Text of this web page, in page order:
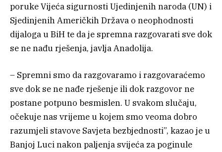
poruke Vijeća sigurnosti Ujedinjenih naroda (UN) i
Sjedinjenih Američkih Država o neophodnosti
dijaloga u BiH te da je spremna razgovarati sve dok
se ne nađu rješenja, javlja Anadolija.
– Spremni smo da razgovaramo i razgovaraćemo
sve dok se ne nađe rješenje ili dok razgovor ne
postane potpuno besmislen. U svakom slučaju,
očekuje nas vrijeme u kojem smo veoma dobro
razumjeli stavove Savjeta bezbjednosti”, kazao je u
Banjoj Luci nakon paljenja svijeća za poginule